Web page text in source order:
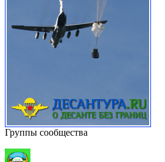
Группы сообщества